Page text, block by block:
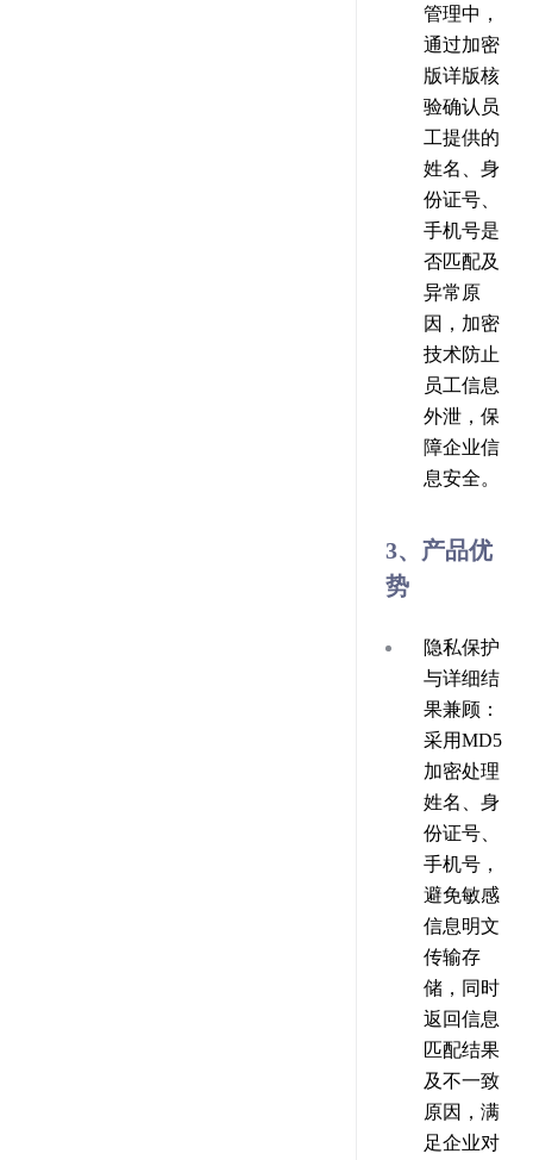
管理中，
通过加密
版详版核
验确认员
工提供的
姓名、身
份证号、
手机号是
否匹配及
异常原
因，加密
技术防止
员工信息
外泄，保
障企业信
息安全。
3、产品优
势
隐私保护
与详细结
果兼顾 ：
采用MD5
加密处理
姓名、身
份证号、
手机号，
避免敏感
信息明文
传输存
储，同时
返回信息
匹配结果
及不一致
原因，满
足企业对